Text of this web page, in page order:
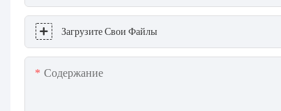
Загрузите Свои Файлы
Содержание